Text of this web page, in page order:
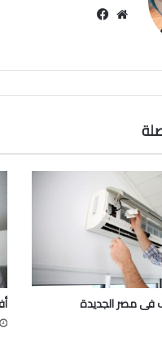
موقع
مصر الجديدة